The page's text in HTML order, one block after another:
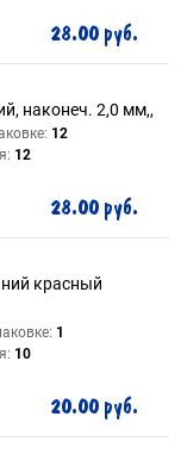
28.00 руб.
наконеч. 2,0 мм,,
12
12
28.00 руб.
красный
1
10
20.00 руб.